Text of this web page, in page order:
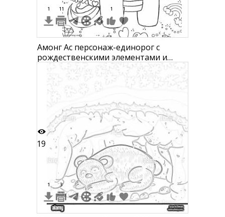
1 11 1 1 1
Амонг Ас персонаж-единорог с
рождественскими элементами и
надписью "You are magic”, в
окружении звезд, сердец, конфет,
бриллиантов и снежинок.
19
1 3